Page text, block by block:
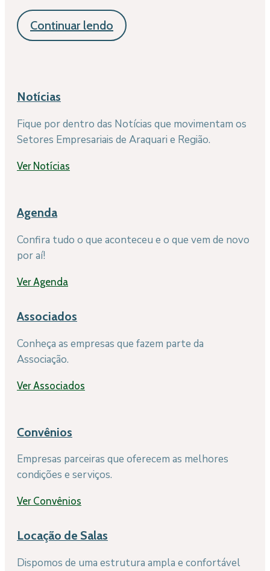
Continuar lendo
Notícias
Fique por dentro das Notícias que movimentam os
Setores Empresariais de Araquari e Região.
Ver Notícias
Agenda
Confira tudo o que aconteceu e o que vem de novo
por aí!
Ver Agenda
Associados
Conheça as empresas que fazem parte da
Associação.
Ver Associados
Convênios
Empresas parceiras que oferecem as melhores
condições e serviços.
Ver Convênios
Locação de Salas
Dispomos de uma estrutura ampla e confortável